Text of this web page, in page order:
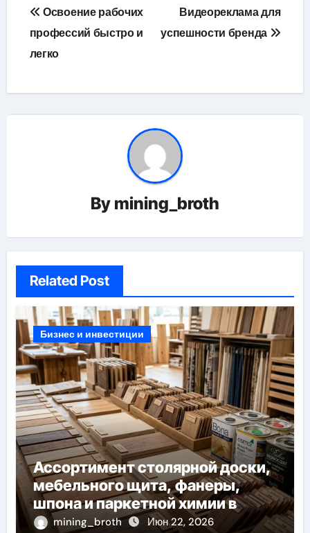
по
записям
Освоение рабочих
профессий быстро и
легко
Видеореклама для
успешности бренда
By mining_broth
Related Post
Бизнес и инвестиции
Ассортимент столярной доски,
мебельного щита, фанеры,
шпона и паркетной химии в
каталоге
mining_broth Июн 22, 2026